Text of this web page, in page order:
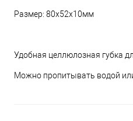
Размер: 80x52х10мм
Удобная целлюлозная губка
Можно пропитывать водой